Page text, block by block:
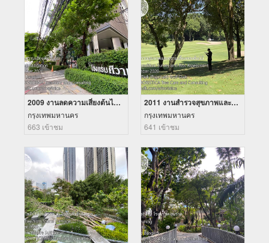
2009 งานลดความเสี่ยงต้นไม้ล้ม โรงแรมศิวาเทล
กรุงเทพมหานคร
663 เข้าชม
2011 งานสำรวจสุขภาพและความเสี่ยงของต้นไม้สนามกอฟท์
กรุงเทพมหานคร
641 เข้าชม